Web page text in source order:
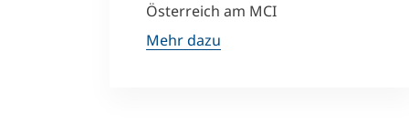
Österreich am MCI
Mehr dazu